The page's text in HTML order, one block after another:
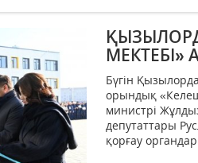
Бүгін
орындық
министрі
депутаттары
қорғау